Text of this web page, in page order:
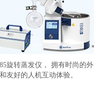
旋转蒸发仪， 拥有时尚的外
友好的人机互动体验。